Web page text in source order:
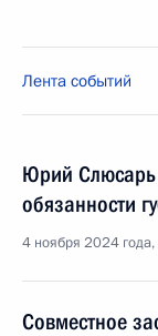
Лента событий
Юрий
обязанности
4 ноября 2024
Совместное